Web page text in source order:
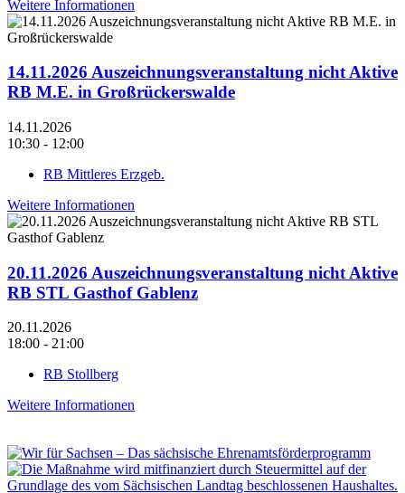
Weitere Informationen
14.11.2026 Auszeichnungsveranstaltung nicht Aktive
RB M.E. in Großrückerswalde
14.11.2026
10:30 - 12:00
RB Mittleres Erzgeb.
Weitere Informationen
20.11.2026 Auszeichnungsveranstaltung nicht Aktive
RB STL Gasthof Gablenz
20.11.2026
18:00 - 21:00
RB Stollberg
Weitere Informationen